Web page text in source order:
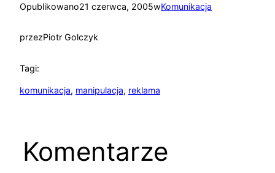
Opublikowano21 czerwca, 2005wKomunikacja
przezPiotr Golczyk
Tagi:
komunikacja, manipulacja, reklama
Komentarze